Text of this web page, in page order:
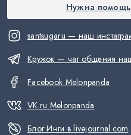
santsugaru — наш
Кружок — чат общения
Facebook Melonpanda
VK.ru Melonpanda
Блог Инги в livejournal.com
Нужна